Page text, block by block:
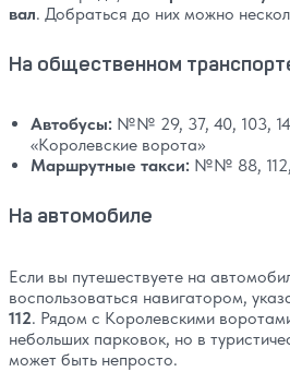
вал. Добраться до них можно
На общественном
Автобусы: №№ 29, 37, 40, 103,
«Королевские ворота»
Маршрутные такси: №№ 88, 112,
На автомобиле
Если вы путешествуете на
воспользоваться навигатором,
112. Рядом с Королевскими
небольших парковок, но в
может быть непросто.